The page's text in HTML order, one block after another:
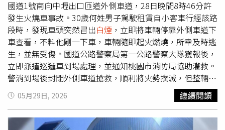
並未受到火勢波及，否則一旦發生爆燃，後果恐怕更加嚴
重，也可能危及周邊往來車輛與用路人安全。
國道1號南向中壢出口匝道外側車道，28日晚間8時46分許
發生火燒車事故。30歲何姓男子駕駛租賃自小客車行經該路
段時，發現車頭突然冒出白煙 ，立即將車輛停靠外側車道下
車查看，不料他剛一下車，車輛隨即起火燃燒，所幸及時逃
生，並無受傷。國道公路警察局第一公路警察大隊獲報後，
立即派遣巡邏車到場處理，並通知桃園市消防局協助灌救。
警消到場後封閉外側車道搶救，順利將火勢撲滅，但整輛車
已燒成廢鐵，所幸未波及其他車輛，也未造成人員傷亡。事
故現場於晚間10時15分排除完畢，全線恢復正常通行。至
05月29日, 2026 繼續閱讀